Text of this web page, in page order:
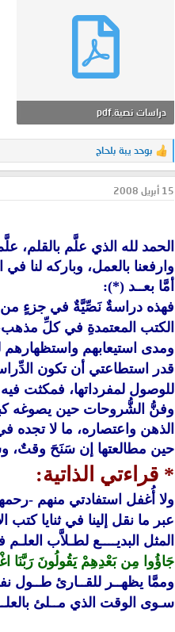
دراسات نصية.pdf
2 MB · المشاهدات: 2
ا
ل
ت
ف
ا
ت
:
بوحد يبة بلحاج
15 أبريل 2008
الحمد لله الذي علَّم بالقلم،
وارفعنا بالعمل، وباركه لنا
أمَّا بعــد (*):
فهذه دراسةٌ نَصِّيَّةٌ في جزءٍ من
الكتب المعتمدةِ في كلِّ مذهب،
ومدى استيعابهم
قدر استطاعتي أن تكون
للوصول لمفرداتها، فمكثت
وفنُّ الشُّروحات حين يصوغه
الذهن واعتصاره، ما لا تجده
حين مطالعتها إن سَنَحَ
* قراءتي الذاتية:
ولا أُغفل استفادتي منهم -
عبر ما نقل إلينا في ثنايا
المثل البديــــع لطـلاَّب
جَاؤُوا مِن بَعْدِهِمْ يَقُولُونَ رَبَّنَا
وممَّا يظهــر للقــارئ طــول
سـوى الوقت الذي مــلئ